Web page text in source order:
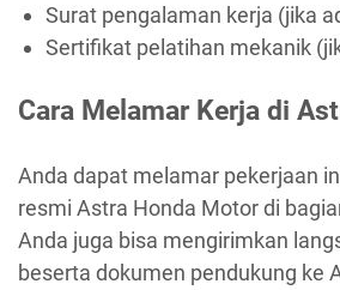
Surat pengalaman kerja (jika
Sertifikat pelatihan mekanik
Cara Melamar Kerja di
Anda dapat melamar pekerjaan
resmi Astra Honda Motor di
Anda juga bisa mengirimkan
beserta dokumen pendukung ke